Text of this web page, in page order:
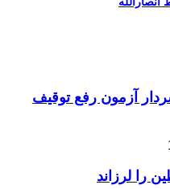
آزمون رفع توقیف